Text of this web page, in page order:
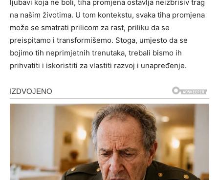
ljubavi koja ne boli, tiha promjena ostavlja neizbrisiv trag
na našim životima. U tom kontekstu, svaka tiha promjena
može se smatrati prilicom za rast, priliku da se
preispitamo i transformišemo. Stoga, umjesto da se
bojimo tih neprimjetnih trenutaka, trebali bismo ih
prihvatiti i iskoristiti za vlastiti razvoj i unapređenje.